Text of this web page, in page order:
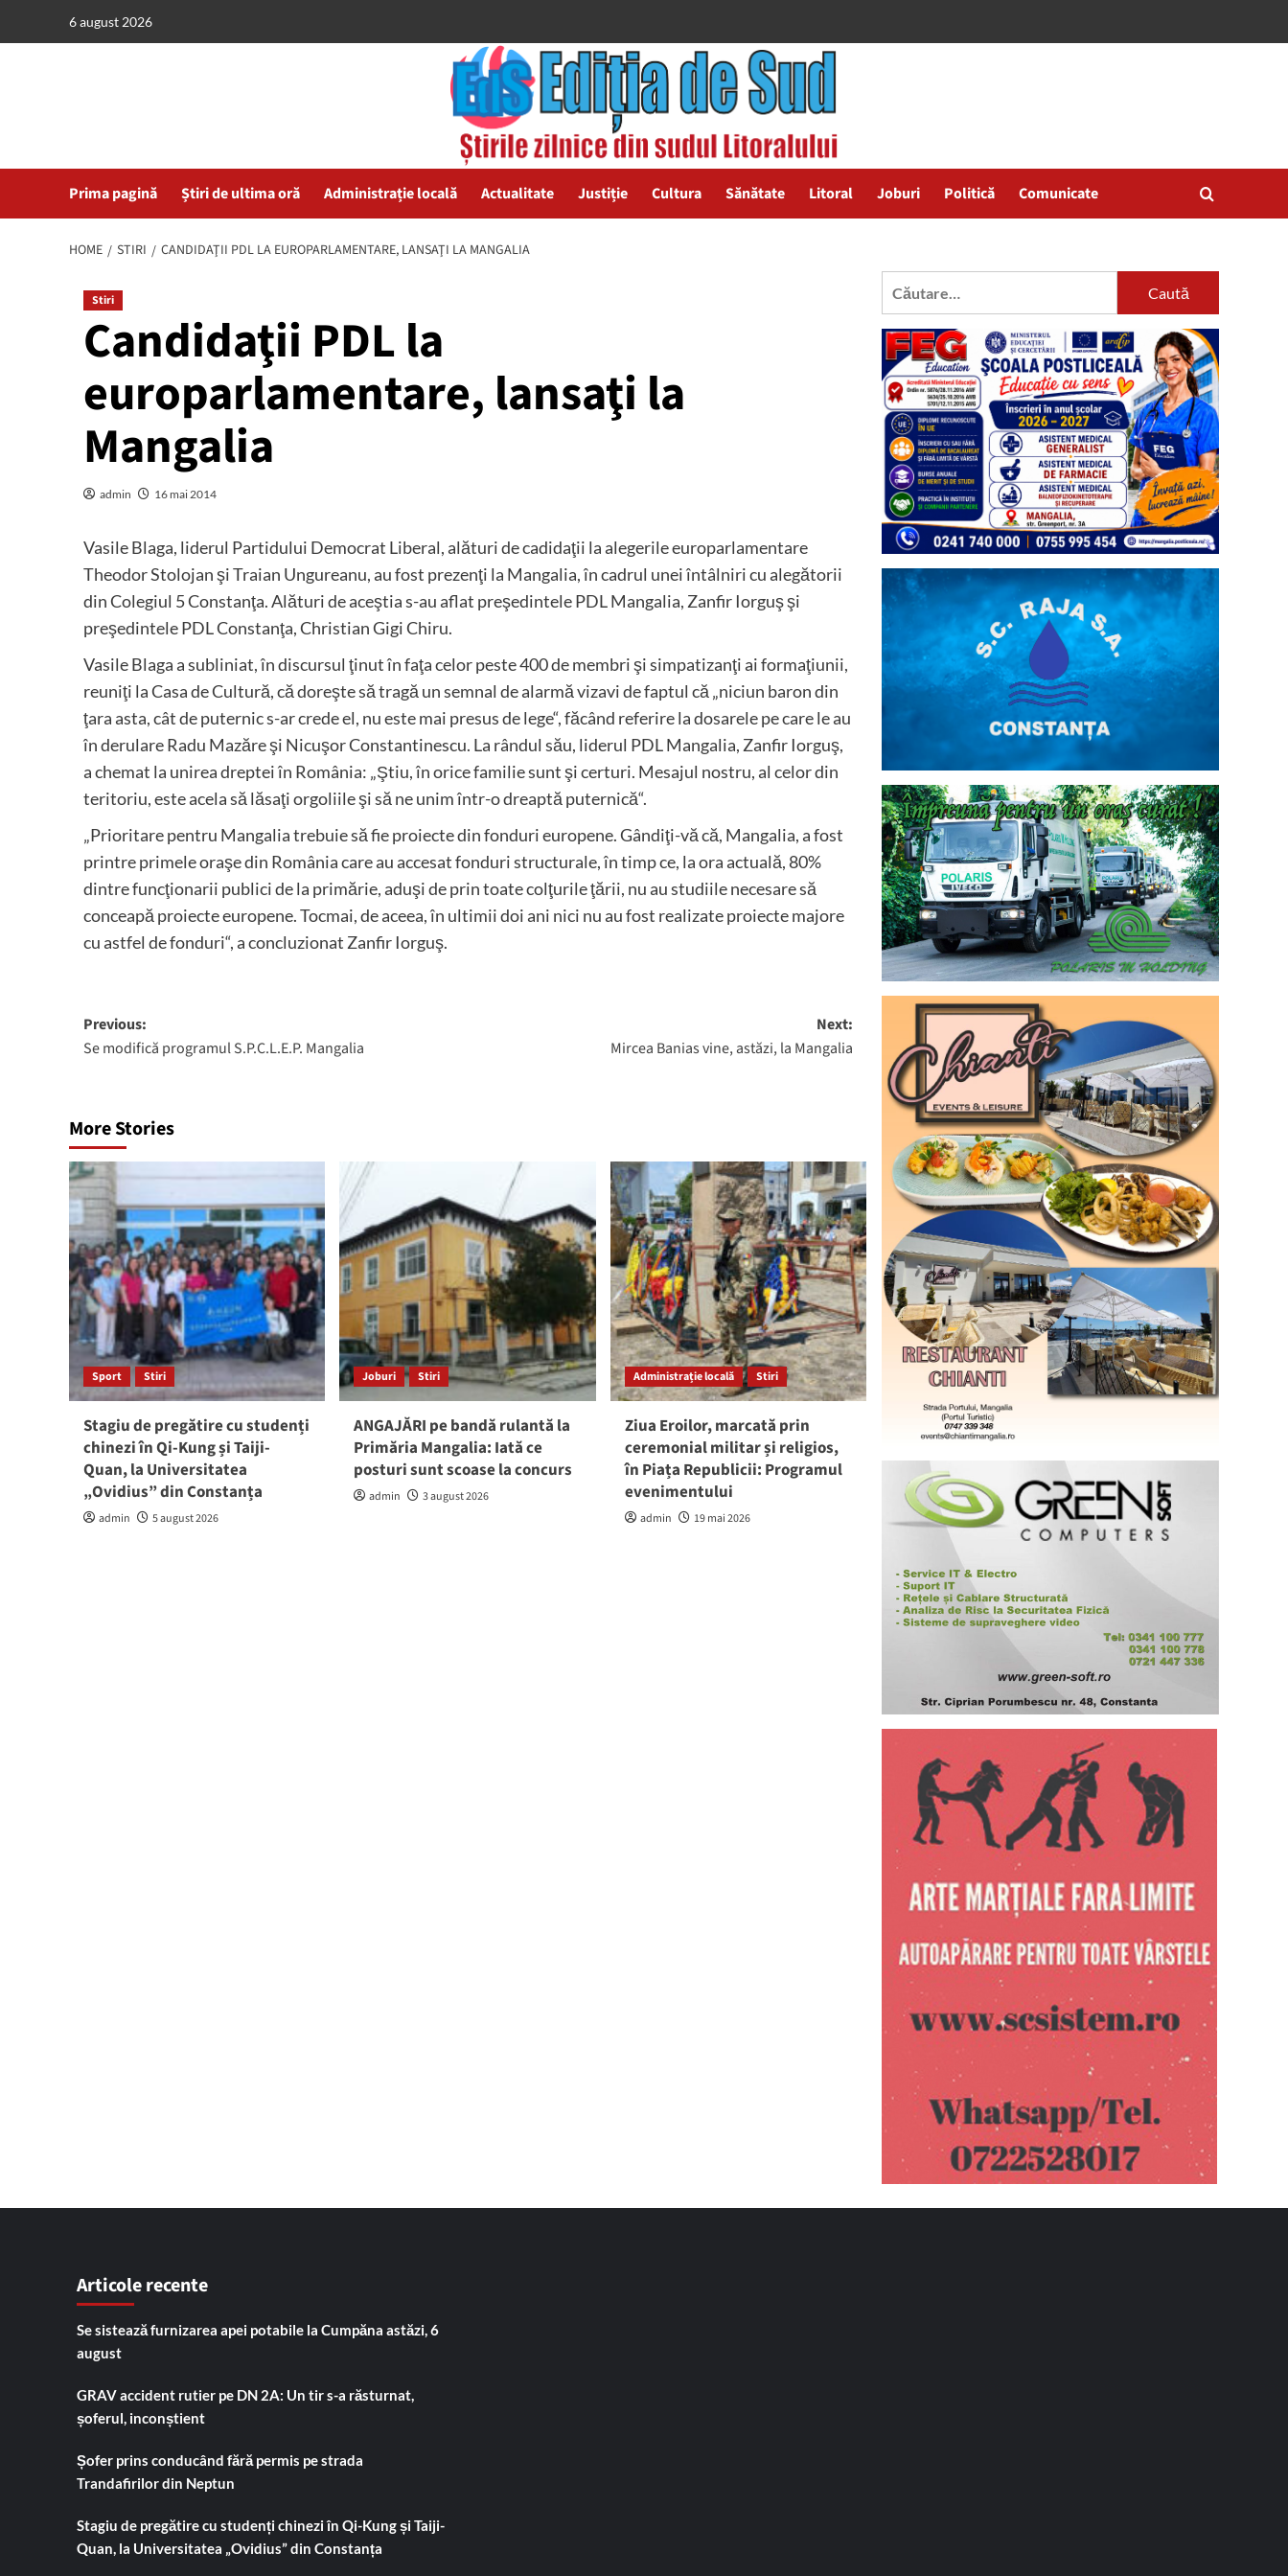
6 august 2026
Prima pagină Știri de ultima oră Administrație locală Actualitate Justiție Cultura Sănătate Litoral Joburi Politică Comunicate
HOME STIRI CANDIDAŢII PDL LA EUROPARLAMENTARE, LANSAŢI LA MANGALIA
Stiri
Candidaţii PDL la
europarlamentare, lansaţi la
Mangalia
admin 16 mai 2014
Vasile Blaga, liderul Partidului Democrat Liberal, alături de cadidaţii la alegerile europarlamentare
Theodor Stolojan şi Traian Ungureanu, au fost prezenţi la Mangalia, în cadrul unei întâlniri cu alegătorii
din Colegiul 5 Constanţa. Alături de aceştia s-au aflat preşedintele PDL Mangalia, Zanfir Iorguş şi
preşedintele PDL Constanţa, Christian Gigi Chiru.
Vasile Blaga a subliniat, în discursul ţinut în faţa celor peste 400 de membri şi simpatizanţi ai formaţiunii,
reuniţi la Casa de Cultură, că doreşte să tragă un semnal de alarmă vizavi de faptul că „niciun baron din
ţara asta, cât de puternic s-ar crede el, nu este mai presus de lege“, făcând referire la dosarele pe care le au
în derulare Radu Mazăre şi Nicuşor Constantinescu. La rândul său, liderul PDL Mangalia, Zanfir Iorguş,
a chemat la unirea dreptei în România: „Ştiu, în orice familie sunt şi certuri. Mesajul nostru, al celor din
teritoriu, este acela să lăsaţi orgoliile şi să ne unim într-o dreaptă puternică“.
„Prioritare pentru Mangalia trebuie să fie proiecte din fonduri europene. Gândiţi-vă că, Mangalia, a fost
printre primele oraşe din România care au accesat fonduri structurale, în timp ce, la ora actuală, 80%
dintre funcţionarii publici de la primărie, aduşi de prin toate colţurile ţării, nu au studiile necesare să
conceapă proiecte europene. Tocmai, de aceea, în ultimii doi ani nici nu au fost realizate proiecte majore
cu astfel de fonduri“, a concluzionat Zanfir Iorguş.
Post
navigation
Previous:
Se modifică programul S.P.C.L.E.P. Mangalia
Next:
Mircea Banias vine, astăzi, la Mangalia
More Stories
Sport Stiri
Stagiu de pregătire cu studenți
chinezi în Qi-Kung și Taiji-
Quan, la Universitatea
„Ovidius” din Constanța
admin 5 august 2026
Joburi Stiri
ANGAJĂRI pe bandă rulantă la
Primăria Mangalia: Iată ce
posturi sunt scoase la concurs
admin 3 august 2026
Administrație locală Stiri
Ziua Eroilor, marcată prin
ceremonial militar și religios,
în Piața Republicii: Programul
evenimentului
admin 19 mai 2026
Caută
Articole recente
Se sistează furnizarea apei potabile la Cumpăna astăzi, 6
august
GRAV accident rutier pe DN 2A: Un tir s-a răsturnat,
șoferul, inconștient
Șofer prins conducând fără permis pe strada
Trandafirilor din Neptun
Stagiu de pregătire cu studenți chinezi în Qi-Kung și Taiji-
Quan, la Universitatea „Ovidius” din Constanța